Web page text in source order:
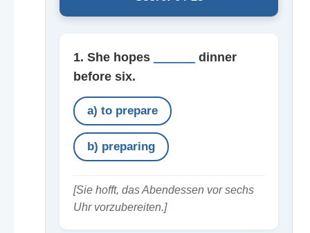
1. She hopes
dinner
before six.
a) to prepare
b) preparing
[Sie hofft, das Abendessen vor sechs
Uhr vorzubereiten.]